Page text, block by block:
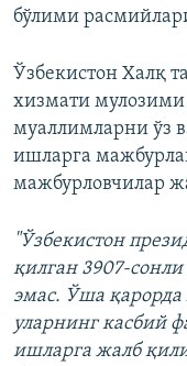
бўлими
Ўзбекистон Халқ
хизмати мулозими
муаллимларни ўз
ишларга
мажбурловчилар
"Ўзбекистон
қилган 3907-
эмас. Ўша
уларнинг касбий
ишларга жалб